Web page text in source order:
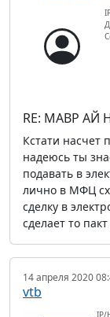
RE: МАВР АЙ
Кстати насчет
надеюсь ты
подавать в
лично в МФЦ
сделку в
сделает то
14 апреля 2020
vtb
IP/